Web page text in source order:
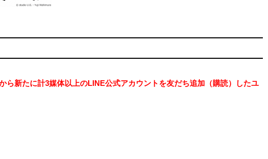
ら新たに計3媒体以上のLINE公式アカウントを友だち追加（購読）したユ